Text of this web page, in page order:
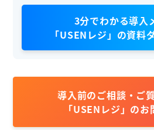
3分でわかる導入
「USENレジ」の資料
導入前のご相談・ご
「USENレジ」の